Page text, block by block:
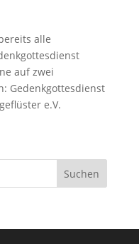
alle
auf zwei
Gedenkgottesdienst
e.V.